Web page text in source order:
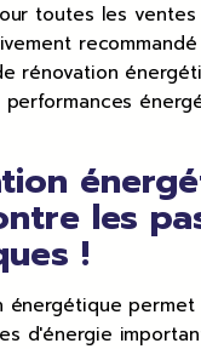
toutes les
rénovation
les
!
énergétique
d'énergie